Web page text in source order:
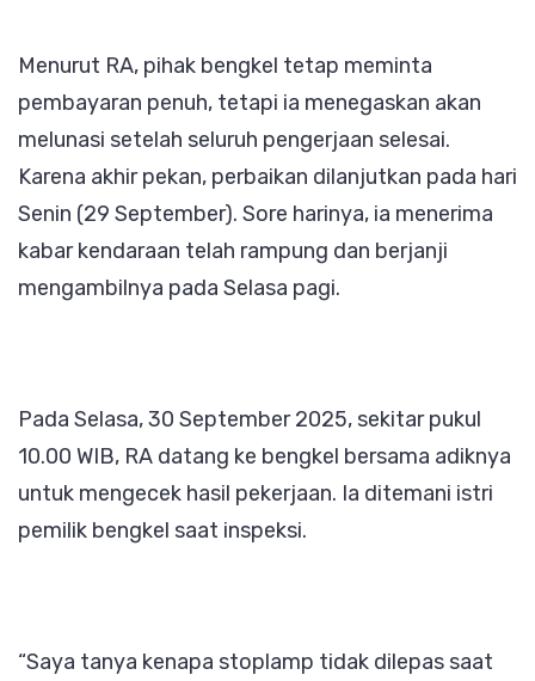
Menurut RA, pihak bengkel tetap meminta
pembayaran penuh, tetapi ia menegaskan akan
melunasi setelah seluruh pengerjaan selesai.
Karena akhir pekan, perbaikan dilanjutkan pada hari
Senin (29 September). Sore harinya, ia menerima
kabar kendaraan telah rampung dan berjanji
mengambilnya pada Selasa pagi.
Pada Selasa, 30 September 2025, sekitar pukul
10.00 WIB, RA datang ke bengkel bersama adiknya
untuk mengecek hasil pekerjaan. Ia ditemani istri
pemilik bengkel saat inspeksi.
“Saya tanya kenapa stoplamp tidak dilepas saat